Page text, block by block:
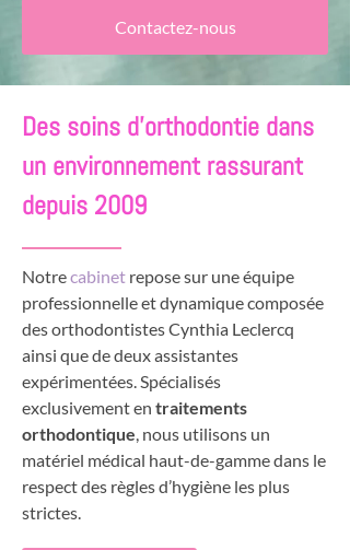
Contactez-nous
Des soins d’orthodontie dans
un environnement rassurant
depuis 2009
Notrecabinet repose sur une équipe
professionnelle et dynamique composée
des orthodontistes Cynthia Leclercq
ainsi que de deux assistantes
expérimentées. Spécialisés
exclusivement en traitements
orthodontique, nous utilisons un
matériel médical haut-de-gamme dans le
respect des règles d’hygiène les plus
strictes.